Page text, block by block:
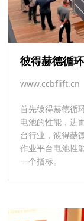
彼得赫德循
www.ccbflift.cn
首先彼得赫德循
电池的性能，进
台行业，彼得赫
作业平台电池性
一个指标。